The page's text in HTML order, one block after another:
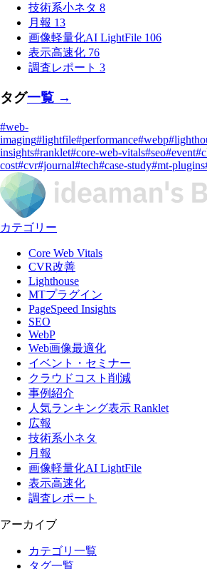
技術系小ネタ 8
月報 13
画像軽量化AI LightFile 106
表示高速化 76
調査レポート 3
タグ一覧 →
#web-
imaging#lightfile#performance#webp
insights#ranklet#core-web-vitals#seo#event
cost#cvr#journal#tech#case-study#mt-plugins
カテゴリー
Core Web Vitals
CVR改善
Lighthouse
MTプラグイン
PageSpeed Insights
SEO
WebP
Web画像最適化
イベント・セミナー
クラウドコスト削減
事例紹介
人気ランキング表示 Ranklet
広報
技術系小ネタ
月報
画像軽量化AI LightFile
表示高速化
調査レポート
アーカイブ
カテゴリ一覧
タグ一覧